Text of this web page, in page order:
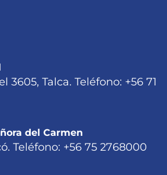
3605, Talca. Teléfono: +56 71
del Carmen
Teléfono: +56 75 2768000